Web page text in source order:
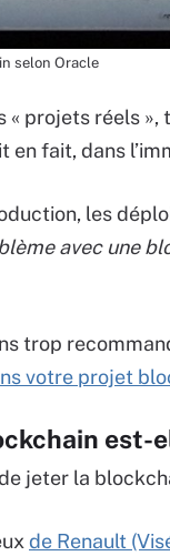
selon Oracle
« projets réels
en fait, dans
les
avec une
trop
votre projet
jeter la
de Renault